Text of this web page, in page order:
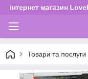
інтернет магазин
Товари та послуги